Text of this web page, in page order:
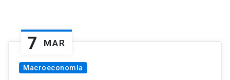
7 MAR
Macroeconomía